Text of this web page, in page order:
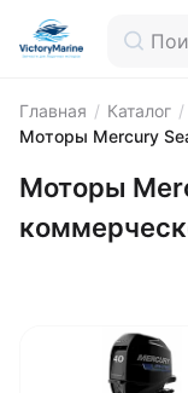
Главная / Каталог /
Моторы Mercury
Моторы